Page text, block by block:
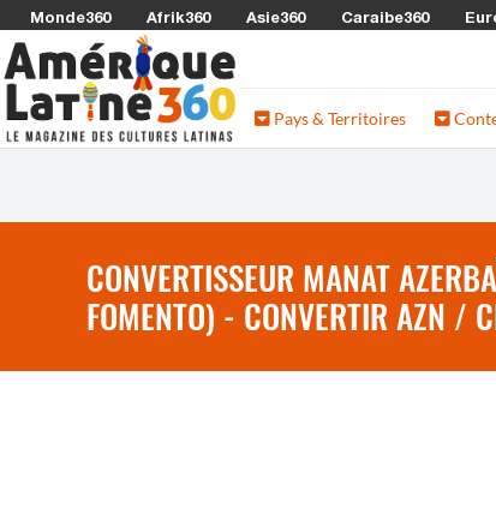
Monde360 Afrik360 Asie360 Caraibe360
Pays & Territoires
CONVERTISSEUR MANAT
FOMENTO) - CONVERTIR AZN /